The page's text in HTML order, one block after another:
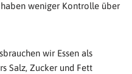
weniger Kontrolle über
wir Essen als
Salz, Zucker und Fett